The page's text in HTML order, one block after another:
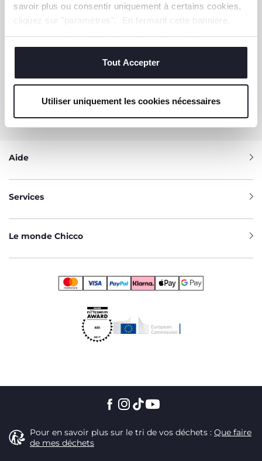
savoir plus ou consentir uniquement à certains cookies,
cliquez sur "paramètres". En fermant cette bannière,
vous consentez à l'utilisation des seuls cookies
techniques, qui sont essentiels au service demandé.
Tout Accepter
Utiliser uniquement les cookies nécessaires
OBTENIR LA RÉDUCTION
CONTACTER ?
0809 542 125
Aide
Services
Le monde Chicco
Pour en savoir plus sur le tri de vos déchets : Que faire
de mes déchets